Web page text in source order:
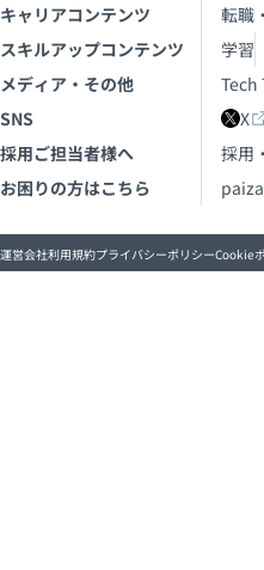
キャリアコンテンツ 転職
スキルアップコンテンツ
学習
メディア・その他
Tech
SNS
X
採用ご担当者様へ
採用
お困りの方はこちら
運営会社利用規約プライバシーポリシーCookie